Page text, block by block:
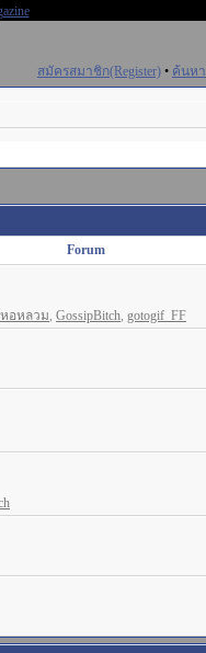
สมัครสมาชิก(Register) • ค้นหา
Forum
อหลวม, GossipBitch, gotogif_FF